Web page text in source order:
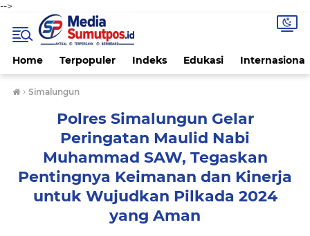
-->
Home Terpopuler Indeks Edukasi Internasional
› Simalungun
Polres Simalungun Gelar
Peringatan Maulid Nabi
Muhammad SAW, Tegaskan
Pentingnya Keimanan dan Kinerja
untuk Wujudkan Pilkada 2024
yang Aman